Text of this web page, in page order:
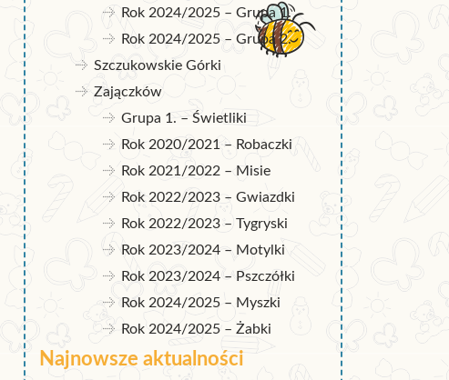
Rok 2024/2025 – Grupa 1.
Rok 2024/2025 – Grupa 2.
Szczukowskie Górki
Zajączków
Grupa 1. – Świetliki
Rok 2020/2021 – Robaczki
Rok 2021/2022 – Misie
Rok 2022/2023 – Gwiazdki
Rok 2022/2023 – Tygryski
Rok 2023/2024 – Motylki
Rok 2023/2024 – Pszczółki
Rok 2024/2025 – Myszki
Rok 2024/2025 – Żabki
Najnowsze aktualności